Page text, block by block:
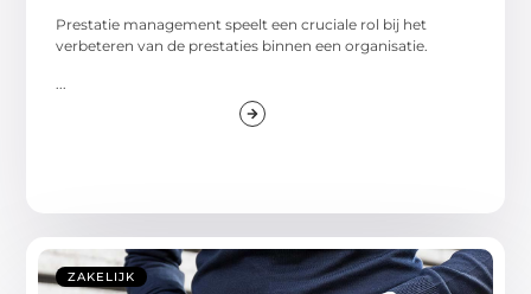
Prestatie management speelt een cruciale rol bij het
verbeteren van de prestaties binnen een organisatie.
...
ZAKELIJK